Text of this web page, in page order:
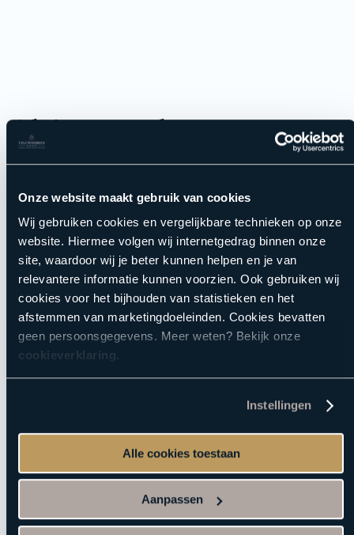
Onze website maakt gebruik van cookies
Wij gebruiken cookies en vergelijkbare technieken op onze
website. Hiermee volgen wij internetgedrag binnen onze
site, waardoor wij je beter kunnen helpen en je van
relevantere informatie kunnen voorzien. Ook gebruiken wij
cookies voor het bijhouden van statistieken en het
afstemmen van marketingdoeleinden. Cookies bevatten
geen persoonsgegevens. Meer weten? Bekijk onze
cookieverklaring.
Instellingen
Alle cookies toestaan
Aanpassen
Alginaatmasker
Keuze
Een alginaatmasker, gemaakt van algen, vormt een flexibel
en rubberachtig masker dat vocht vasthoudt en diep in de
huid doordringt. Het masker heeft tevens een kalmerend en
verkoelend effect op de huid, waardoor het ideaal is voor
het kalmeren van irritaties en het verminderen van roodheid.
De beauty specialist maakt naar aanleiding van de
verbetert de huidstructuur en herstelt de natuurlijke glans,
hydratatie van de huid, hetverjongende cacao peel-off
maskerbevordert de verjonging van de huid, en het